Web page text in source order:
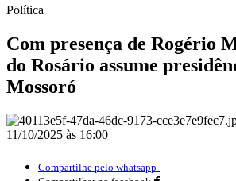
Política
Com presença de Rogério
do Rosário assume
Mossoró
11/10/2025 às 16:00
Compartilhe pelo whatsapp